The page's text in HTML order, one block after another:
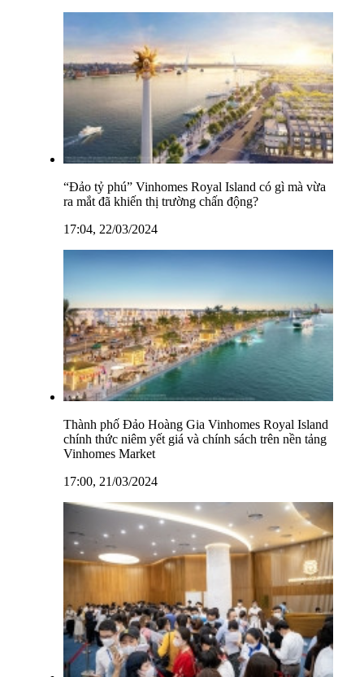
“Đảo tỷ phú” Vinhomes Royal Island có gì mà vừa
ra mắt đã khiến thị trường chấn động?
17:04, 22/03/2024
Thành phố Đảo Hoàng Gia Vinhomes Royal Island
chính thức niêm yết giá và chính sách trên nền tảng
Vinhomes Market
17:00, 21/03/2024